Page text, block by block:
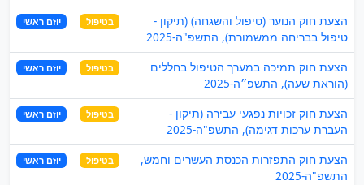
הצעת חוק הנוער (טיפול והשגחה) (תיקון -
טיפול בבריחה ממשמורת), התשפ"ה-2025
בטיפול יוזם ראשי
הצעת חוק תמיכה במערך הטיפול בחללים
(הוראת שעה), התשפ״ה-2025
בטיפול יוזם ראשי
הצעת חוק זכויות נפגעי עבירה (תיקון -
העברת ערכות דגימה), התשפ"ה-2025
בטיפול יוזם ראשי
הצעת חוק התפזרות הכנסת העשרים וחמש,
התשפ"ה-2025
בטיפול יוזם ראשי